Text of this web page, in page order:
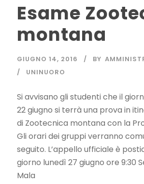
Esame
montana
GIUGNO 14, 2016 BY
UNINUORO
Si avvisano gli studenti che il
22 giugno si terrà una prova in
di Zootecnica montana con la
Gli orari dei gruppi verranno
seguito. L’appello ufficiale è
giorno lunedì 27 giugno ore 9:30
Mala